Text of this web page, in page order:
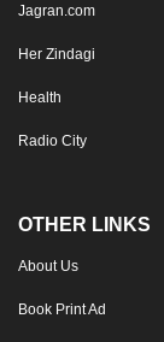
Jagran.com
Her Zindagi
Health
Radio City
OTHER LINKS
About Us
Book Print Ad